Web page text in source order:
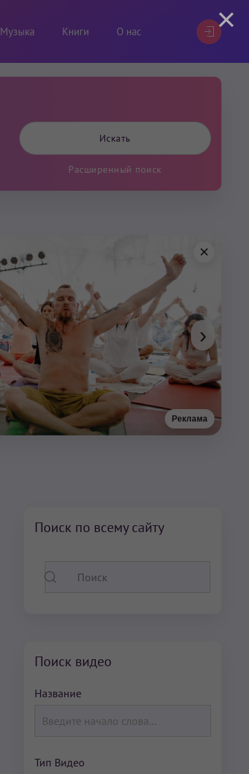
Музыка Книги О нас
Расширенный поиск
Реклама
×
›
Поиск по всему сайту
Поиск видео
Название
Тип Видео
×